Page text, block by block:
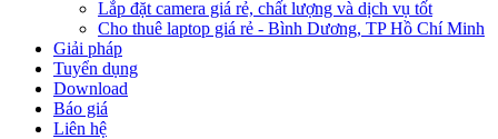
Lắp đặt camera giá rẻ, chất lượng và dịch vụ tốt
Cho thuê laptop giá rẻ - Bình Dương, TP Hồ Chí Minh
Giải pháp
Tuyển dụng
Download
Báo giá
Liên hệ